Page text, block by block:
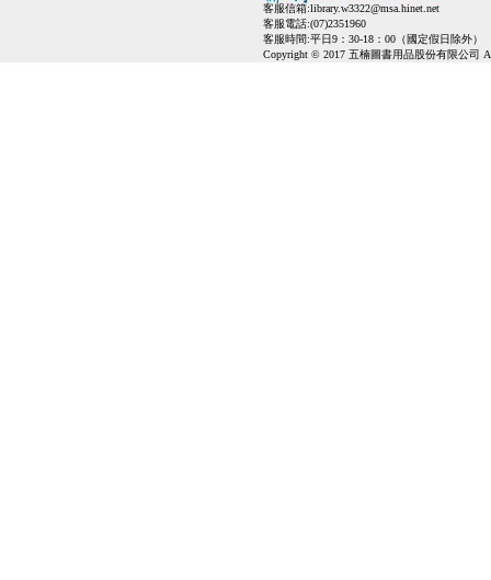
客服信箱:library.w3322@msa.hinet.net
客服電話:(07)2351960
客服時間:平日9：30-18：00（國定假日除外）
Copyright © 2017 五楠圖書用品股份有限公司